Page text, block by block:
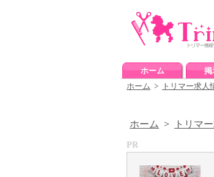
ホーム 掲
ホーム > トリマー求人
ホーム > トリマ
PR